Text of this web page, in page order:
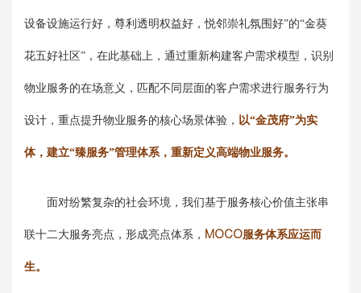
设备设施运行好，尊利透明权益好，悦邻崇礼氛围好”的“金葵
花五好社区”，在此基础上，通过重新构建客户需求模型，识别
物业服务的在场意义，匹配不同层面的客户需求进行服务行为
设计，重点提升物业服务的核心场景体验， 以“金茂府”为实
体，建立“臻服务”管理体系，重新定义高端物业服务。
面对纷繁复杂的社会环境，我们基于服务核心价值主张串
联十二大服务亮点，形成亮点体系， MOCO服务体系应运而
生。